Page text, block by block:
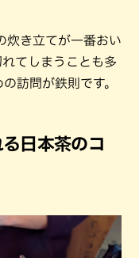
炊き立てが一番おい
てしまうことも多
訪問が鉄則です。
日本茶のコ